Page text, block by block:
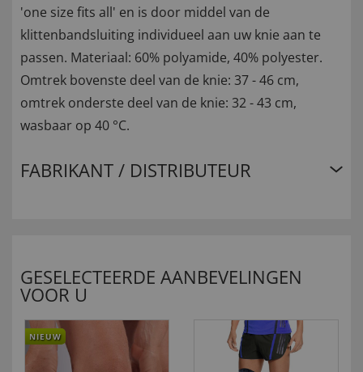
'one size fits all' en is door middel van de
klittenbandsluiting individueel aan uw knie aan te
passen. Materiaal: 60% polyamide, 40% polyester.
Omtrek bovenste deel van de knie: 37 - 46 cm,
omtrek onderste deel van de knie: 32 - 43 cm,
wasbaar op 40 °C.
FABRIKANT / DISTRIBUTEUR
GESELECTEERDE AANBEVELINGEN
VOOR U
NIEUW